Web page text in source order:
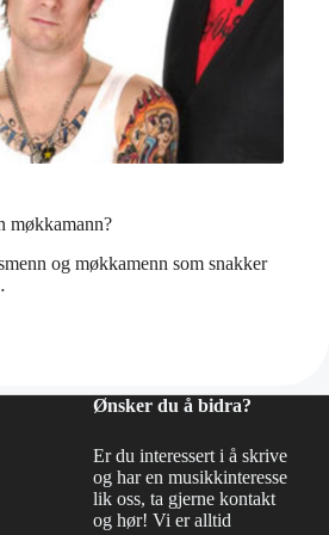
møkkamann?
og møkkamenn som snakker
Ønsker du å bidra?
Er du interessert i å skrive
og har en musikkinteresse
lik oss, ta gjerne kontakt
og hør! Vi er alltid